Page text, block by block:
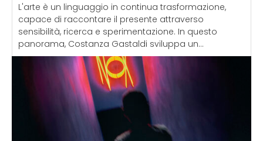
L'arte è un linguaggio in continua trasformazione,
capace di raccontare il presente attraverso
sensibilità, ricerca e sperimentazione. In questo
panorama, Costanza Gastaldi sviluppa un...